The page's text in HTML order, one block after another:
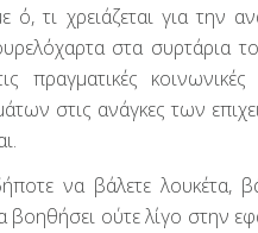
τι χρειάζεται για την
στα συρτάρια
πραγματικές
στις ανάγκες των
να βάλετε λουκέτα,
βοηθήσει ούτε λίγο στην